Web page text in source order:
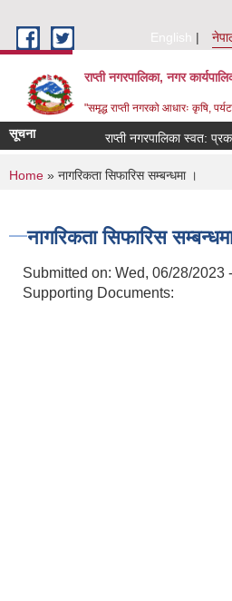
English
राप्ती नगरपालिका, नगर
"समृद्ध राप्ती नगरको आधारः कृषि,
सूचना राप्ती नगरपालिका स्वत:
You are here
Home » नागरिकता सिफारिस सम्बन्धमा ।
नागरिकता सिफारिस
Submitted on: Wed, 06/28/2023
Supporting Documents: